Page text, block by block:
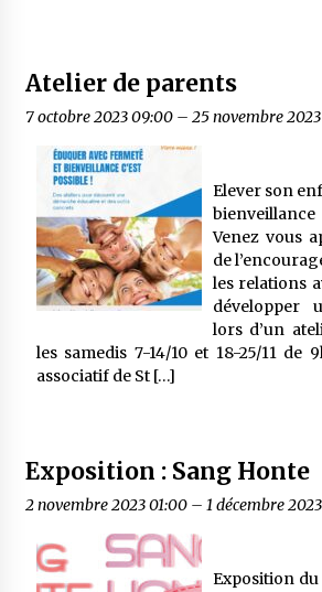
Atelier de parents
7 octobre 2023 09:00– 25 novembre 2023
Elever son
Venez vous
de
les relations
développer
lors d’un
les samedis 7-14/10 et 18-25/11 de
associatif de St […]
Exposition : Sang Honte
2 novembre 2023 01:00– 1 décembre
Exposition